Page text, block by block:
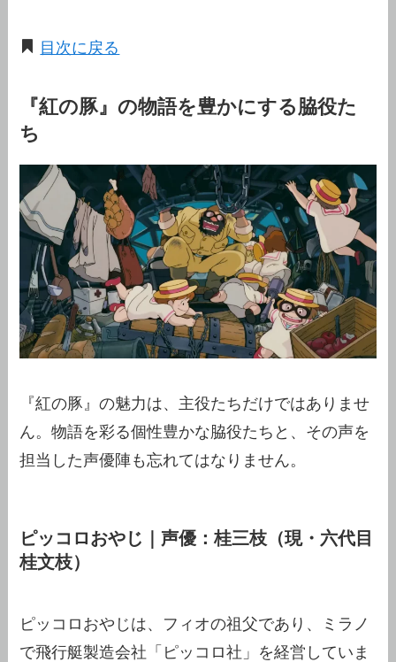
目次に戻る
『紅の豚』の物語を豊かにする脇役た
ち
『紅の豚』の魅力は、主役たちだけではありませ
ん。物語を彩る個性豊かな脇役たちと、その声を
担当した声優陣も忘れてはなりません。
ピッコロおやじ｜声優：桂三枝（現・六代目
桂文枝）
ピッコロおやじは、フィオの祖父であり、ミラノ
で飛行艇製造会社「ピッコロ社」を経営していま